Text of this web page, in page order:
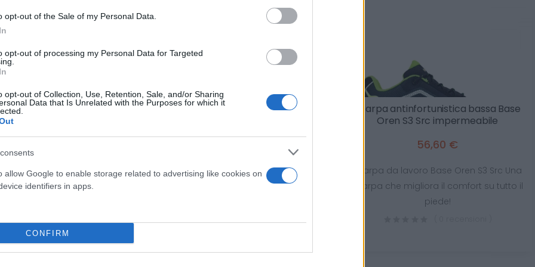
opt-out of the Sale of my Personal Data.
opt-out of processing my Personal Data for Targeted
opt-out of Collection, Use, Retention, Sale, and/or Sharing
Data that Is Unrelated with the Purposes for which it
allow Google to enable storage related to advertising like cookies on
identifiers in apps.
CONFIRM
lavoro manica corta con
Take Time 100%
9,90 €
lavoro manica corta con
( 0 recensioni )
Scarpa antinfortunistica U Power Mike
Scarpa antinfortunistica U Power Mike Esd
S1P Src bassa leggera da lavoro
Scarpa antinfortunistica bassa Base
Oren S3 Src impermeabile
56,60 €
Scarpa da lavoro Base Oren S3 Src Una
scarpa che migliora il comfort su tutto il
piede!